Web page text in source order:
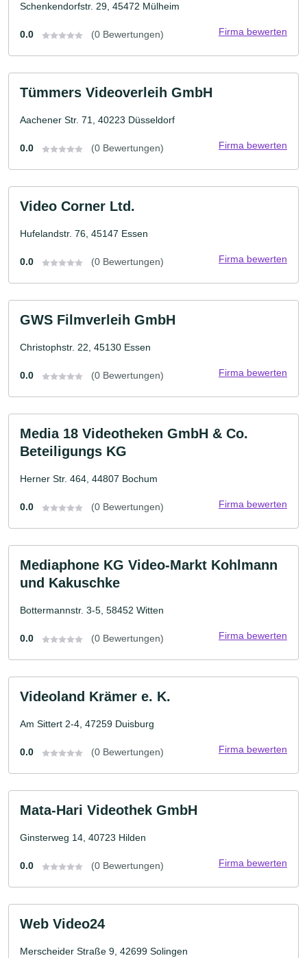
Schenkendorfstr. 29, 45472 Mülheim
0.0 (0 Bewertungen) Firma bewerten
Tümmers Videoverleih GmbH
Aachener Str. 71, 40223 Düsseldorf
0.0 (0 Bewertungen) Firma bewerten
Video Corner Ltd.
Hufelandstr. 76, 45147 Essen
0.0 (0 Bewertungen) Firma bewerten
GWS Filmverleih GmbH
Christophstr. 22, 45130 Essen
0.0 (0 Bewertungen) Firma bewerten
Media 18 Videotheken GmbH & Co.
Beteiligungs KG
Herner Str. 464, 44807 Bochum
0.0 (0 Bewertungen) Firma bewerten
Mediaphone KG Video-Markt Kohlmann
und Kakuschke
Bottermannstr. 3-5, 58452 Witten
0.0 (0 Bewertungen) Firma bewerten
Videoland Krämer e. K.
Am Sittert 2-4, 47259 Duisburg
0.0 (0 Bewertungen) Firma bewerten
Mata-Hari Videothek GmbH
Ginsterweg 14, 40723 Hilden
0.0 (0 Bewertungen) Firma bewerten
Web Video24
Merscheider Straße 9, 42699 Solingen